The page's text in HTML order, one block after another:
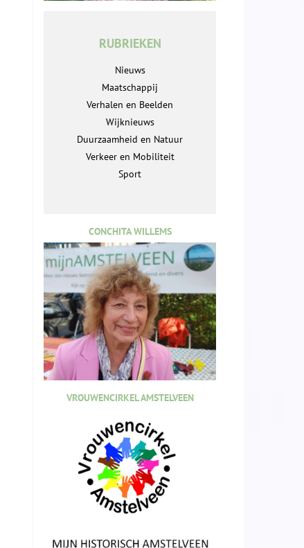
RUBRIEKEN
Nieuws
Maatschappij
Verhalen en Beelden
Wijknieuws
Duurzaamheid en Natuur
Verkeer en Mobiliteit
Sport
CONCHITA WILLEMS
VROUWENCIRKEL AMSTELVEEN